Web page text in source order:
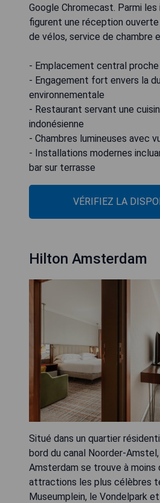
Google Chromecast. Parmi
figurent une réception
de vélos, service de chambre
- Emplacement central
- Engagement fort envers la
environnementale
- Restaurant servant une
indonésienne
- Chambres lumineuses avec
- Installations modernes
bar sur terrasse
VÉRIFIEZ LA
Hilton Amsterdam
Situé dans un quartier
bord du canal Noorder-
Amsterdam se trouve à moins
attractions les plus célèbres
Museumplein, le Vondelpark